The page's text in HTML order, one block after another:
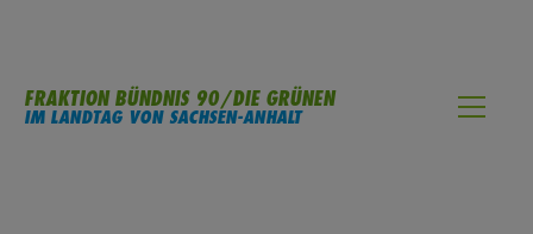
FRAKTION BÜNDNIS 90/DIE GRÜNEN
IM LANDTAG VON SACHSEN-ANHALT